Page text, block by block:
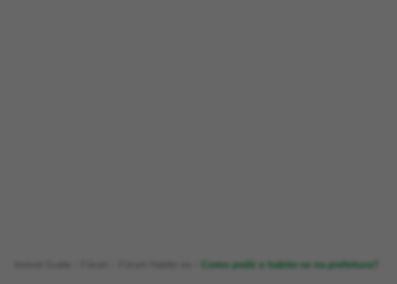
Como pedir o habite-se na prefeitura?